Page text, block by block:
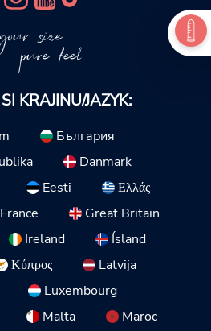
your size
pure feel
KRAJINU/JAZYK:
България
Danmark
Eesti
Ελλάς
France
Great Britain
Ireland
Ísland
Κύπρος
Latvija
Luxembourg
Malta Maroc